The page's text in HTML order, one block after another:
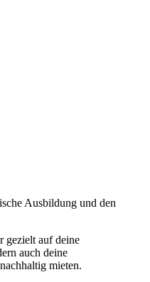
Ausbildung und den
gezielt auf deine
auch deine
mieten.